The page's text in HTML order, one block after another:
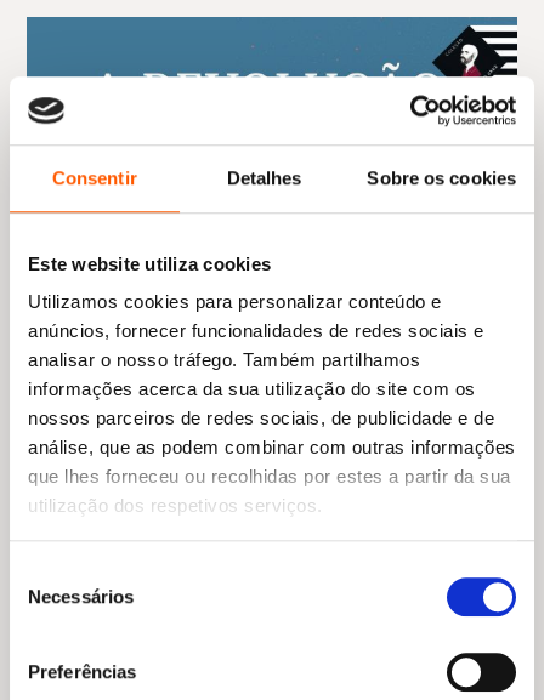
Consentir Detalhes Sobre os cookies
Este website utiliza cookies
Utilizamos cookies para personalizar conteúdo e
anúncios, fornecer funcionalidades de redes sociais e
analisar o nosso tráfego. Também partilhamos
informações acerca da sua utilização do site com os
nossos parceiros de redes sociais, de publicidade e de
análise, que as podem combinar com outras informações
que lhes forneceu ou recolhidas por estes a partir da sua
utilização dos respetivos serviços.
Necessários
Preferências